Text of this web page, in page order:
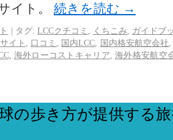
イト。 続きを読む →
| タグ: LCCクチコミ くちこみ
ガイドブ
イト 口コミ 国内LCC 国内格安航空会社
, 海外ローコストキャリア ,海外格安航空
の歩き方が提供する